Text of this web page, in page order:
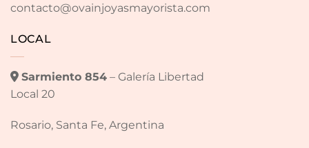
LOCAL
Sarmiento 854– Galería Libertad
Local 20
Rosario, Santa Fe, Argentina
contacto@ovainjoyasmayorista.com